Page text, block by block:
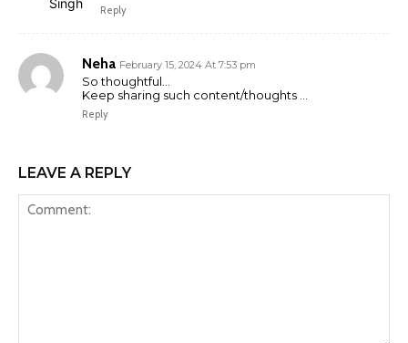
Reply
Neha February 15, 2024 At 7:53 pm
So thoughtful…
Keep sharing such content/thoughts …
Reply
LEAVE A REPLY